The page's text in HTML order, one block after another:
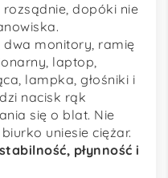
dopóki nie
dwa monitory, ramię
laptop,
lampka, głośniki i
nacisk rąk
się o blat. Nie
uniesie ciężar.
stabilność, płynność i